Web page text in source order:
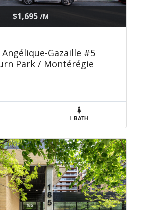
$1,695 /M
Angélique-Gazaille #5
Park / Montérégie
1 BATH